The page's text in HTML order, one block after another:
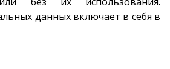
данных включает в себя в